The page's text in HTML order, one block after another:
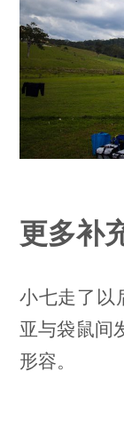
更多补
小七走了以
亚与袋鼠间
形容。